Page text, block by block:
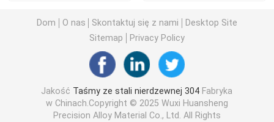
cewka taśmy ss
Precyzyjna taśma ze stali nierdzewnej
Rolka taśmy ze stali nierdzewnej
Dom O nas Skontaktuj się z nami
Desktop Site
Sitemap
Privacy Policy
Jakość Taśmy ze stali nierdzewnej 304 Fabryka
w Chinach.Copyright © 2025 Wuxi Huansheng
Precision Alloy Material Co., Ltd. All Rights